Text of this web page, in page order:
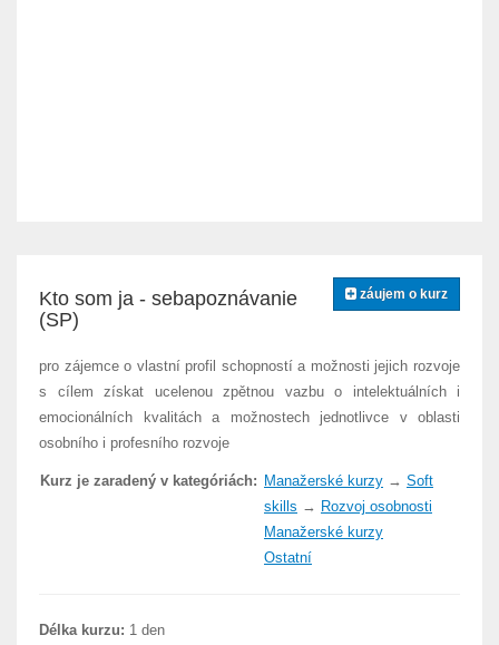
záujem o kurz
Kto som ja - sebapoznávanie
(SP)
pro zájemce o vlastní profil schopností a možnosti jejich rozvoje
s cílem získat ucelenou zpětnou vazbu o intelektuálních i
emocionálních kvalitách a možnostech jednotlivce v oblasti
osobního i profesního rozvoje
Kurz je zaradený v kategóriách: Manažerské kurzy → Soft
skills → Rozvoj osobnosti
Manažerské kurzy
Ostatní
Délka kurzu: 1 den